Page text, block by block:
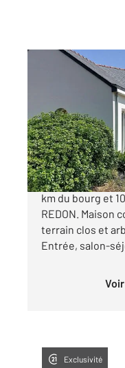
ST NICOLAS DE
, 4 pièces
Maison à
267
SAINT NICOLAS
km du bourg et
REDON. Maison
terrain clos et
Entrée, salon-
Exclusivité